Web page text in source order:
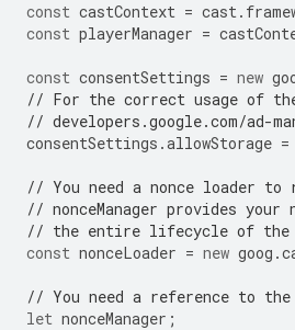
const castContext = cast.
const playerManager =
const consentSettings = new
// For the correct usage of
// developers.google.com/ad-
consentSettings .allowStorage =
// You need a nonce loader to
// nonceManager provides
// the entire lifecycle of the
const nonceLoader = new goog .
// You need a reference to the
let nonceManager ;